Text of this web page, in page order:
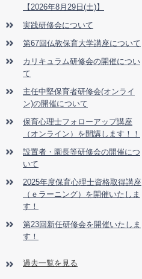
【2026年8月29日(土)】
実践研修会について
第67回仏教保育大学講座について
カリキュラム研修会の開催につい
て
主任中堅保育者研修会(オンライ
ン)の開催について
保育心理士フォローアップ講座
（オンライン）を開講します！！
設置者・園長等研修会の開催につ
いて
2025年度保育心理士資格取得講座
（ｅラーニング）を開催いたしま
す！
第23回新任研修会を開催いたしま
す！
過去一覧を見る